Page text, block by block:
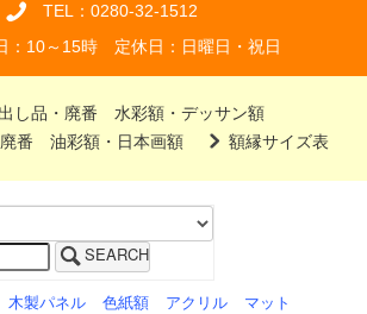
TEL：0280-32-1512
：10～15時 定休日：日曜日・祝日
し品・廃番 水彩額・デッサン額
番 油彩額・日本画額
額縁サイズ表
SEARCH
木製パネル 色紙額 アクリル
マット